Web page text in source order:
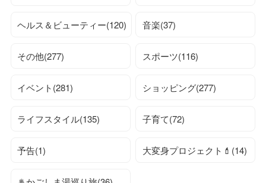
ヘルス＆ビューティー(120) 音楽(37)
その他(277) スポーツ(116)
イベント(281) ショッピング(277)
ライフスタイル(135) 子育て(72)
予告(1) 大変身プロジェクト💄(14)